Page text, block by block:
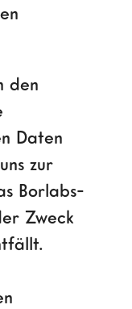
den
Daten
zur
Borlabs-
Zweck